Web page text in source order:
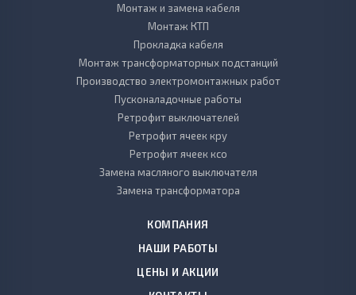
Монтаж и замена кабеля
Монтаж КТП
Прокладка кабеля
Монтаж трансформаторных подстанций
Производство электромонтажных работ
Пусконаладочные работы
Ретрофит выключателей
Ретрофит ячеек кру
Ретрофит ячеек ксо
Замена масляного выключателя
Замена трансформатора
КОМПАНИЯ
НАШИ РАБОТЫ
ЦЕНЫ И АКЦИИ